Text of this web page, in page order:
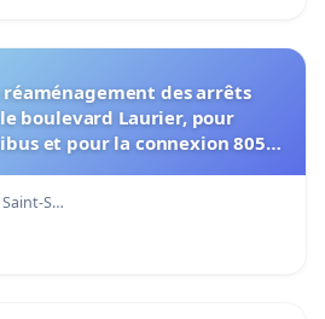
des arrêts
boulevard Laurier, pour
et pour la connexion 805-
S…